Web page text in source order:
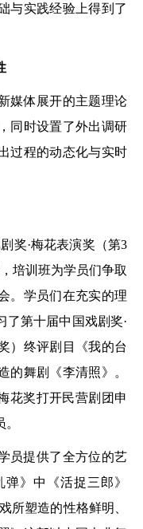
与实践经验上得到了
媒体展开的主题理论
同时设置了外出调研
过程的动态化与实时
奖·梅花表演奖（第3
培训班为学员们争取
。学员们在充实的理
了第十届中国戏剧奖·
）终评剧目《我的台
的舞剧《李清照》。
花奖打开民营剧团申
员提供了全方位的艺
》中《活捉三郎》
所塑造的性格鲜明、